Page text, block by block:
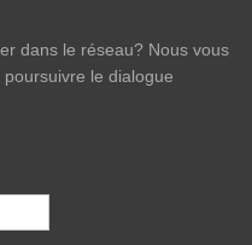
dans le réseau? Nous vous
le dialogue